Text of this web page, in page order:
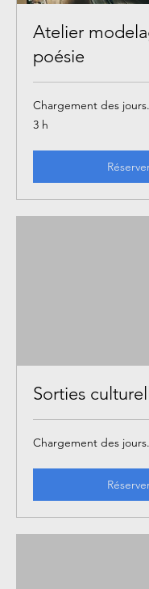
Atelier
poésie
Chargement des
3 h
Sorties
Chargement des